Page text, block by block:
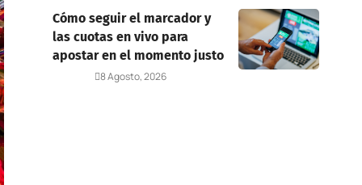
Cómo seguir el marcador y
las cuotas en vivo para
apostar en el momento justo
8 Agosto, 2026